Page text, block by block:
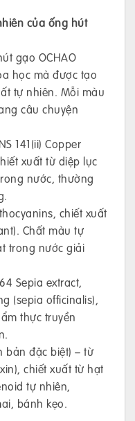
của ống hút
gạo OCHAO
học mà được tạo
tự nhiên. Mỗi màu
câu chuyện
141(ii) Copper
xuất từ diệp lục
nước, thường
chiết xuất
Chất màu tự
trong nước giải
Sepia extract,
(sepia officinalis),
thực truyền
bản đặc biệt) – từ
chiết xuất từ hạt
tự nhiên,
bánh kẹo.